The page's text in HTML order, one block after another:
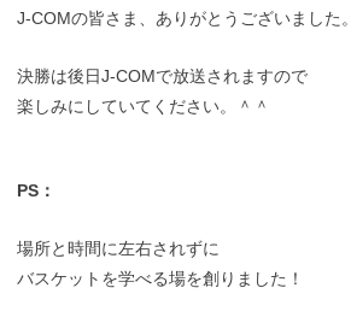
J-COMの皆さま、ありがとうございました。
決勝は後日J-COMで放送されますので
楽しみにしていてください。＾＾
PS：
場所と時間に左右されずに
バスケットを学べる場を創りました！